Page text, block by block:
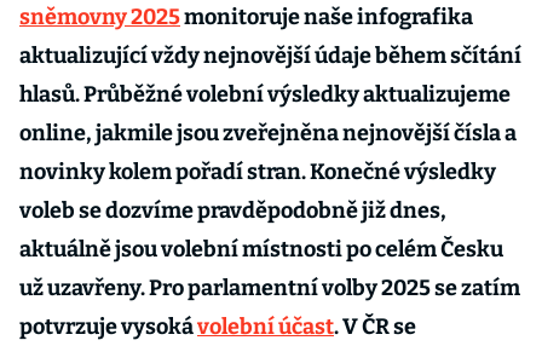
sněmovny 2025monitoruje naše infografika
aktualizující vždy nejnovější údaje během sčítání
hlasů. Průběžné volební výsledky aktualizujeme
online, jakmile jsou zveřejněna nejnovější čísla a
novinky kolem pořadí stran. Konečné výsledky
voleb se dozvíme pravděpodobně již dnes,
aktuálně jsou volební místnosti po celém Česku
už uzavřeny. Pro parlamentní volby 2025 se zatím
potvrzuje vysokávolební účast. V ČR se